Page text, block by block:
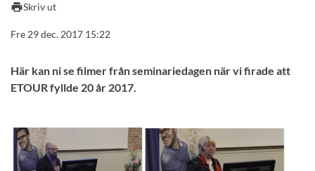
printSkriv ut
Fre 29 dec. 2017 15:22
Här kan ni se filmer från seminariedagen när vi firade att
ETOUR fyllde 20 år 2017.